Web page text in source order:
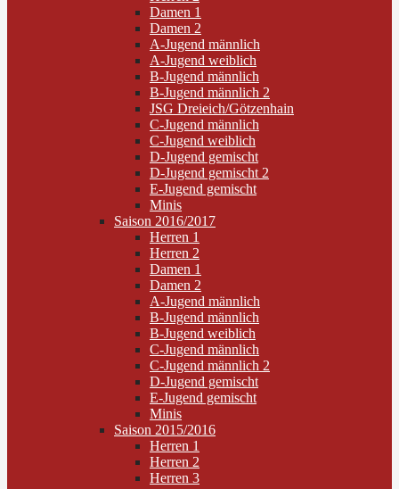
Damen 1
Damen 2
A-Jugend männlich
A-Jugend weiblich
B-Jugend männlich
B-Jugend männlich 2
JSG Dreieich/Götzenhain
C-Jugend männlich
C-Jugend weiblich
D-Jugend gemischt
D-Jugend gemischt 2
E-Jugend gemischt
Minis
Saison 2016/2017
Herren 1
Herren 2
Damen 1
Damen 2
A-Jugend männlich
B-Jugend männlich
B-Jugend weiblich
C-Jugend männlich
C-Jugend männlich 2
D-Jugend gemischt
E-Jugend gemischt
Minis
Saison 2015/2016
Herren 1
Herren 2
Herren 3